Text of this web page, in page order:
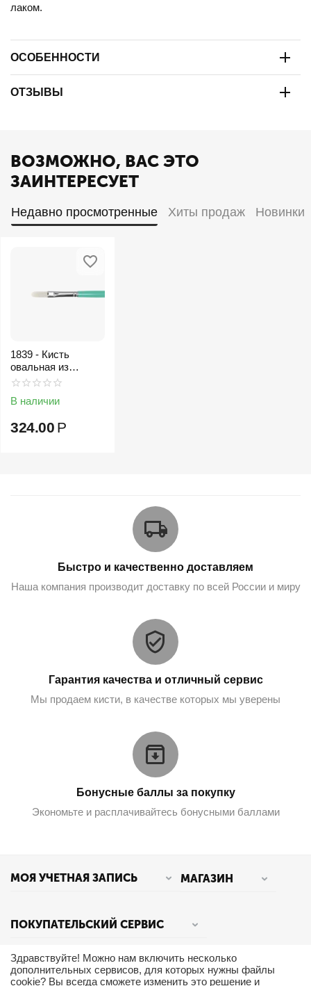
лаком.
ОСОБЕННОСТИ
ОТЗЫВЫ
ВОЗМОЖНО, ВАС ЭТО
ЗАИНТЕРЕСУЕТ
Недавно просмотренные Хиты продаж Новинки
1839 - Кисть
овальная из
имитации щетины
В наличии
324.00 Р
Быстро и качественно доставляем
Наша компания производит доставку по всей России и миру
Гарантия качества и отличный сервис
Мы продаем кисти, в качестве которых мы уверены
Бонусные баллы за покупку
Экономьте и расплачивайтесь бонусными баллами
МОЯ УЧЕТНАЯ ЗАПИСЬ МАГАЗИН
ПОКУПАТЕЛЬСКИЙ СЕРВИС
КОНТАКТЫ
Здравствуйте! Можно нам включить несколько
дополнительных сервисов, для которых нужны файлы
cookie? Вы всегда сможете изменить это решение и